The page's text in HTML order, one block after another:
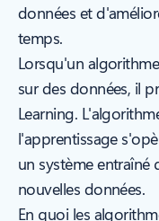
données et
temps.
Lorsqu'un
sur des données, il
Learning.
l'apprentissage
un système
nouvelles données.
En quoi les